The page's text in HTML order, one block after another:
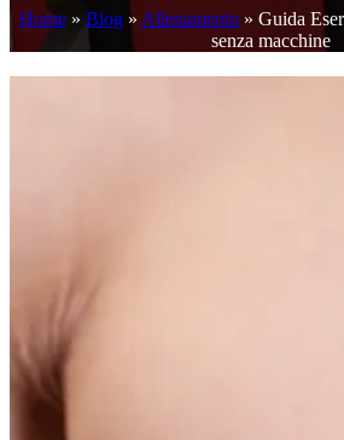
Home » Blog » Allenamento » Guida
senza macchine